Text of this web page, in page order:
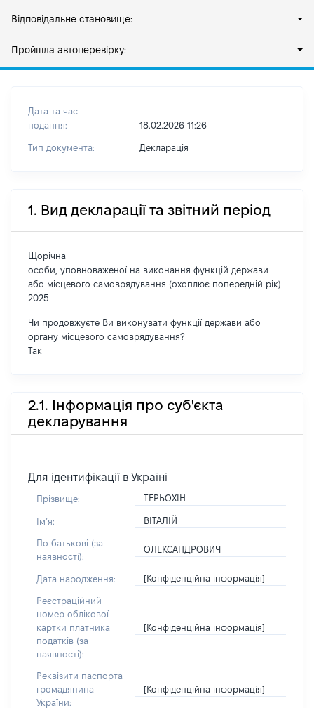
Відповідальне становище:
Пройшла автоперевірку:
Дата та час
подання:
18.02.2026 11:26
Тип документа: Декларація
1. Вид декларації та звітний період
Щорічна
особи, уповноваженої на виконання функцій держави
або місцевого самоврядування (охоплює попередній рік)
2025
Чи продовжуєте Ви виконувати функції держави або
органу місцевого самоврядування?
Так
2.1. Інформація про суб'єкта
декларування
Для ідентифікації в Україні
Прізвище: ТЕРЬОХІН
Імʼя: ВІТАЛІЙ
По батькові (за
наявності):
ОЛЕКСАНДРОВИЧ
Дата народження: [Конфіденційна інформація]
Реєстраційний
номер облікової
картки платника
податків (за
наявності):
[Конфіденційна інформація]
Реквізити паспорта
громадянина
України:
[Конфіденційна інформація]